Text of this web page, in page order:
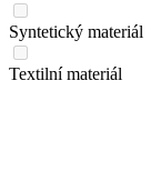
Syntetický materiál
Textilní materiál